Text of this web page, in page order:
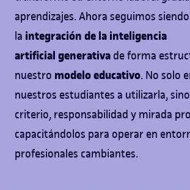
aprendizajes. Ahora seguimos
la integración de la inteligencia
artificialgenerativa de forma
nuestro modelo educativo. No solo
nuestros estudiantes a utilizarla,
criterio, responsabilidad y mirada
capacitándolos para operar en
profesionales cambiantes.